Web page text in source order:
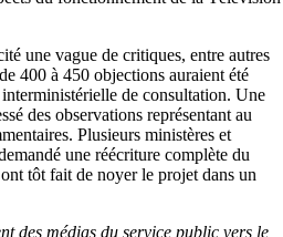
une vague de critiques, entre autres
400 à 450 objections auraient été
de consultation. Une
des observations représentant au
Plusieurs ministères et
une réécriture complète du
tôt fait de noyer le projet dans un
des médias du service public vers le